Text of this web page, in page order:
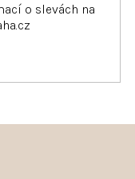
o slevách na